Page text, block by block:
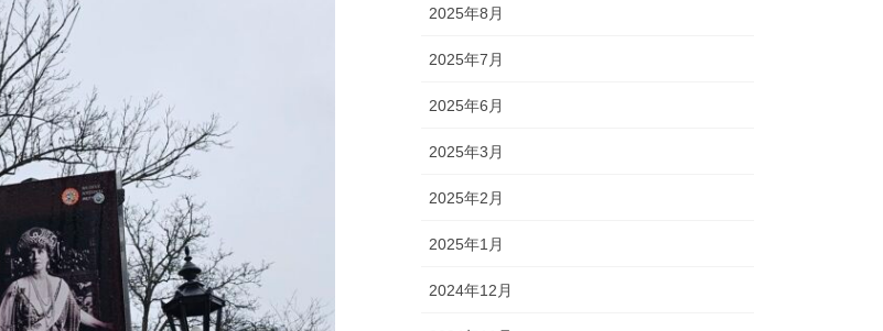
2025年8月
2025年7月
2025年6月
2025年3月
2025年2月
2025年1月
2024年12月